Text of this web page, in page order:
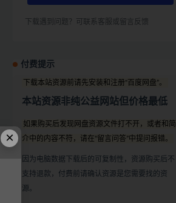
下载遇到问题？可联系客服或留言反馈
付费提示
下载本站资源前请先安装和注册“百度网盘”。
本站资源非纯公益网站但价格最低
如果购买后发现网盘资源文件打不开，或者和简
介中的内容不符，请在“留言问答”中提问报错。
因为电脑数据下载后的可复制性，资源购买后不
支持退款，付费前请确认资源是您需要找的资
源。
×